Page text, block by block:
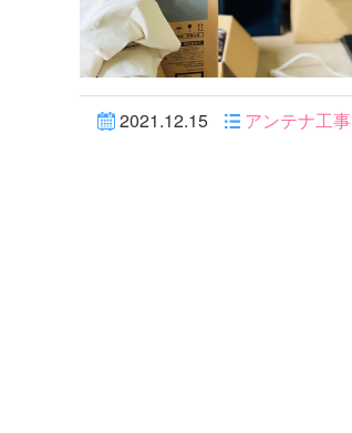
2021.12.15 アンテナ工事